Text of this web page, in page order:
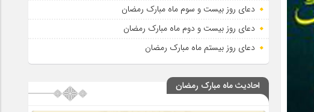
دعای روز بیست و سوم ماه مبارک رمضان
دعای روز بیست و دوم ماه مبارک رمضان
دعای روز بیستم ماه مبارک رمضان
احادیث ماه مبارک رمضان